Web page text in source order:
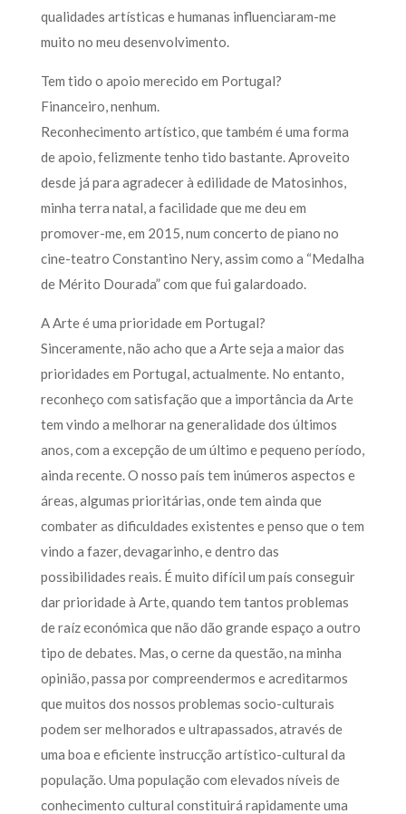
qualidades artísticas e humanas influenciaram-me
muito no meu desenvolvimento.
Tem tido o apoio merecido em Portugal?
Financeiro, nenhum.
Reconhecimento artístico, que também é uma forma
de apoio, felizmente tenho tido bastante. Aproveito
desde já para agradecer à edilidade de Matosinhos,
minha terra natal, a facilidade que me deu em
promover-me, em 2015, num concerto de piano no
cine-teatro Constantino Nery, assim como a “Medalha
de Mérito Dourada” com que fui galardoado.
A Arte é uma prioridade em Portugal?
Sinceramente, não acho que a Arte seja a maior das
prioridades em Portugal, actualmente. No entanto,
reconheço com satisfação que a importância da Arte
tem vindo a melhorar na generalidade dos últimos
anos, com a excepção de um último e pequeno período,
ainda recente. O nosso país tem inúmeros aspectos e
áreas, algumas prioritárias, onde tem ainda que
combater as dificuldades existentes e penso que o tem
vindo a fazer, devagarinho, e dentro das
possibilidades reais. É muito difícil um país conseguir
dar prioridade à Arte, quando tem tantos problemas
de raíz económica que não dão grande espaço a outro
tipo de debates. Mas, o cerne da questão, na minha
opinião, passa por compreendermos e acreditarmos
que muitos dos nossos problemas socio-culturais
podem ser melhorados e ultrapassados, através de
uma boa e eficiente instrucção artístico-cultural da
população. Uma população com elevados níveis de
conhecimento cultural constituirá rapidamente uma